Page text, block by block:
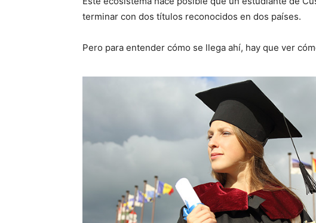
terminar con dos títulos reconocidos en dos países.
Pero para entender cómo se llega ahí, hay que ver